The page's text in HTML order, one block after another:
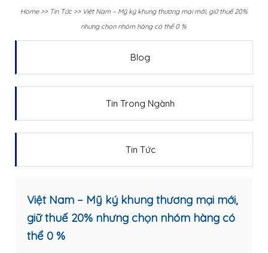
Home>> Tin Tức>> Việt Nam – Mỹ ký khung thương mại mới, giữ thuế 20%
nhưng chọn nhóm hàng có thể 0 %
Blog
Tin Trong Ngành
Tin Tức
Việt Nam – Mỹ ký khung thương mại mới,
giữ thuế 20% nhưng chọn nhóm hàng có
thể 0 %